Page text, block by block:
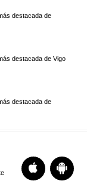
destacada de
destacada de Vigo
destacada de